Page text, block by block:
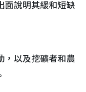
面說明其緩和短缺
以及挖礦者和農